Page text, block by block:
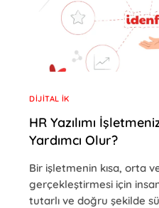
DIJITAL İK
HR Yazılımı
Yardımcı Olur?
Bir işletmenin kısa, orta
gerçekleştirmesi için
tutarlı ve doğru şekilde